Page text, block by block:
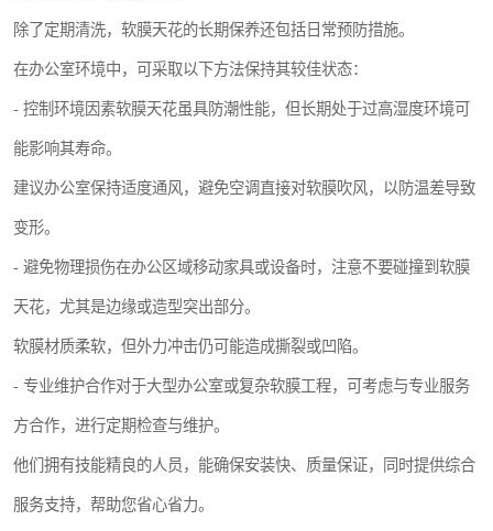
除了定期清洗，软膜天花的长期保养还包括日常预防措施。
在办公室环境中，可采取以下方法保持其较佳状态：
- 控制环境因素软膜天花虽具防潮性能，但长期处于过高湿度环境可
能影响其寿命。
建议办公室保持适度通风，避免空调直接对软膜吹风，以防温差导致
变形。
- 避免物理损伤在办公区域移动家具或设备时，注意不要碰撞到软膜
天花，尤其是边缘或造型突出部分。
软膜材质柔软，但外力冲击仍可能造成撕裂或凹陷。
- 专业维护合作对于大型办公室或复杂软膜工程，可考虑与专业服务
方合作，进行定期检查与维护。
他们拥有技能精良的人员，能确保安装快、质量保证，同时提供综合
服务支持，帮助您省心省力。